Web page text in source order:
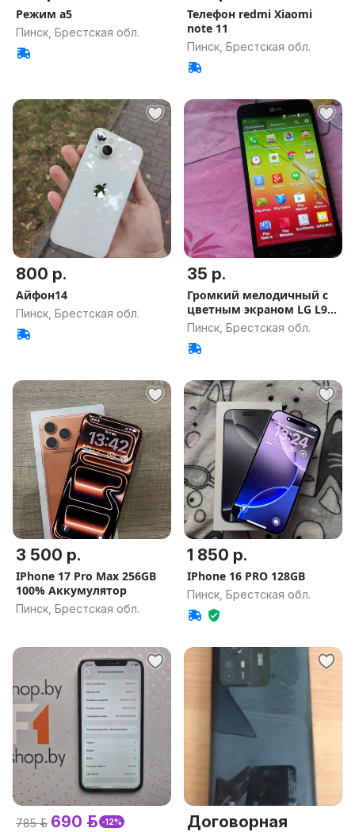
Режим а5
Пинск, Брестская обл.
Телефон redmi Xiaomi
note 11
Пинск, Брестская обл.
800 р.
Айфон14
Пинск, Брестская обл.
35 р.
Громкий мелодичный с
цветным экраном LG L90
Корея
Пинск, Брестская обл.
3 500 р.
IPhone 17 Pro Max 256GB
100% Аккумулятор
Пинск, Брестская обл.
1 850 р.
IPhone 16 PRO 128GB
Пинск, Брестская обл.
785 р. 690 р. -12% Договорная